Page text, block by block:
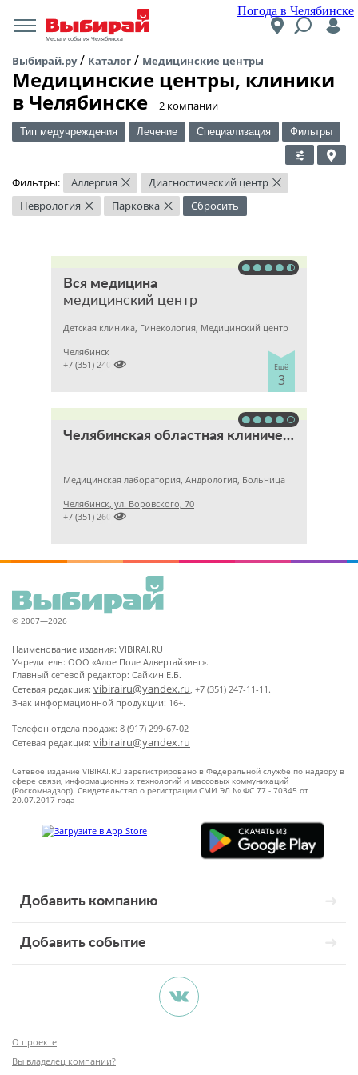
Погода в Челябинске
Места и события Челябинска
Выбирай.ру/ Каталог / Медицинские центры
Медицинские центры, клиники
в Челябинске
​2 компании
Тип медучреждения Лечение Специализация Фильтры
Фильтры: Аллергия × Диагностический центр ×
Неврология × Парковка × Сбросить
Вся медицина
медицинский центр
Детская клиника, Гинекология, Медицинский центр
Ещё
3
Челябинск

+7 (351) 2400303
Челябинская областная клиническая больница
Медицинская лаборатория, Андрология, Больница
Челябинск, ул. Воровского, 70

+7 (351) 2609824
© 2007—2026
Наименование издания: VIBIRAI.RU
Учредитель: ООО «Алое Поле Адвертайзинг».
Главный сетевой редактор: Сайкин Е.Б.
Сетевая редакция: vibirairu@yandex.ru, +7 (351) 247-11-11.
Знак информационной продукции: 16+.
Телефон отдела продаж: 8 (917) 299-67-02
Сетевая редакция: vibirairu@yandex.ru
Сетевое издание VIBIRAI.RU зарегистрировано в Федеральной службе по надзору в
сфере связи, информационных технологий и массовых коммуникаций
(Роскомнадзор). Свидетельство о регистрации СМИ ЭЛ № ФС 77 - 70345 от
20.07.2017 года
Добавить компанию
Добавить событие
О проекте
Вы владелец компании?